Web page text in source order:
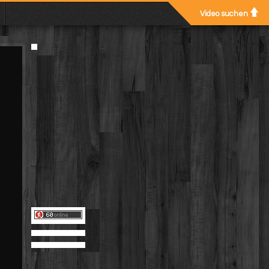
Video suchen